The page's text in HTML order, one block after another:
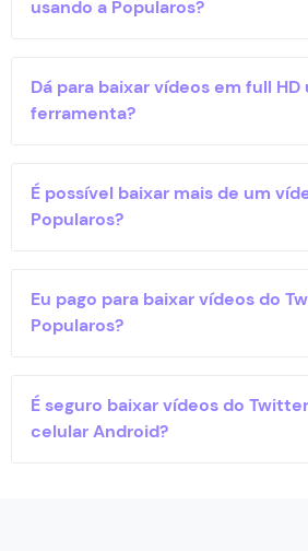
usando a Popularos?
ferramenta, mas vale ressaltar
vídeo mais tempo leva para o
Dá para baixar vídeos em full HD
ferramenta?
Sim, é possível baixar vídeos até a
Popularos, desde que o vídeo de
resolução compatível.
É possível baixar mais de um
Popularos?
downloads quiser por dia.
Eu pago para baixar vídeos do
Popularos?
Não, você pode usar o Popularos
do Twitter gratuitamente.
É seguro baixar vídeos do
celular Android?